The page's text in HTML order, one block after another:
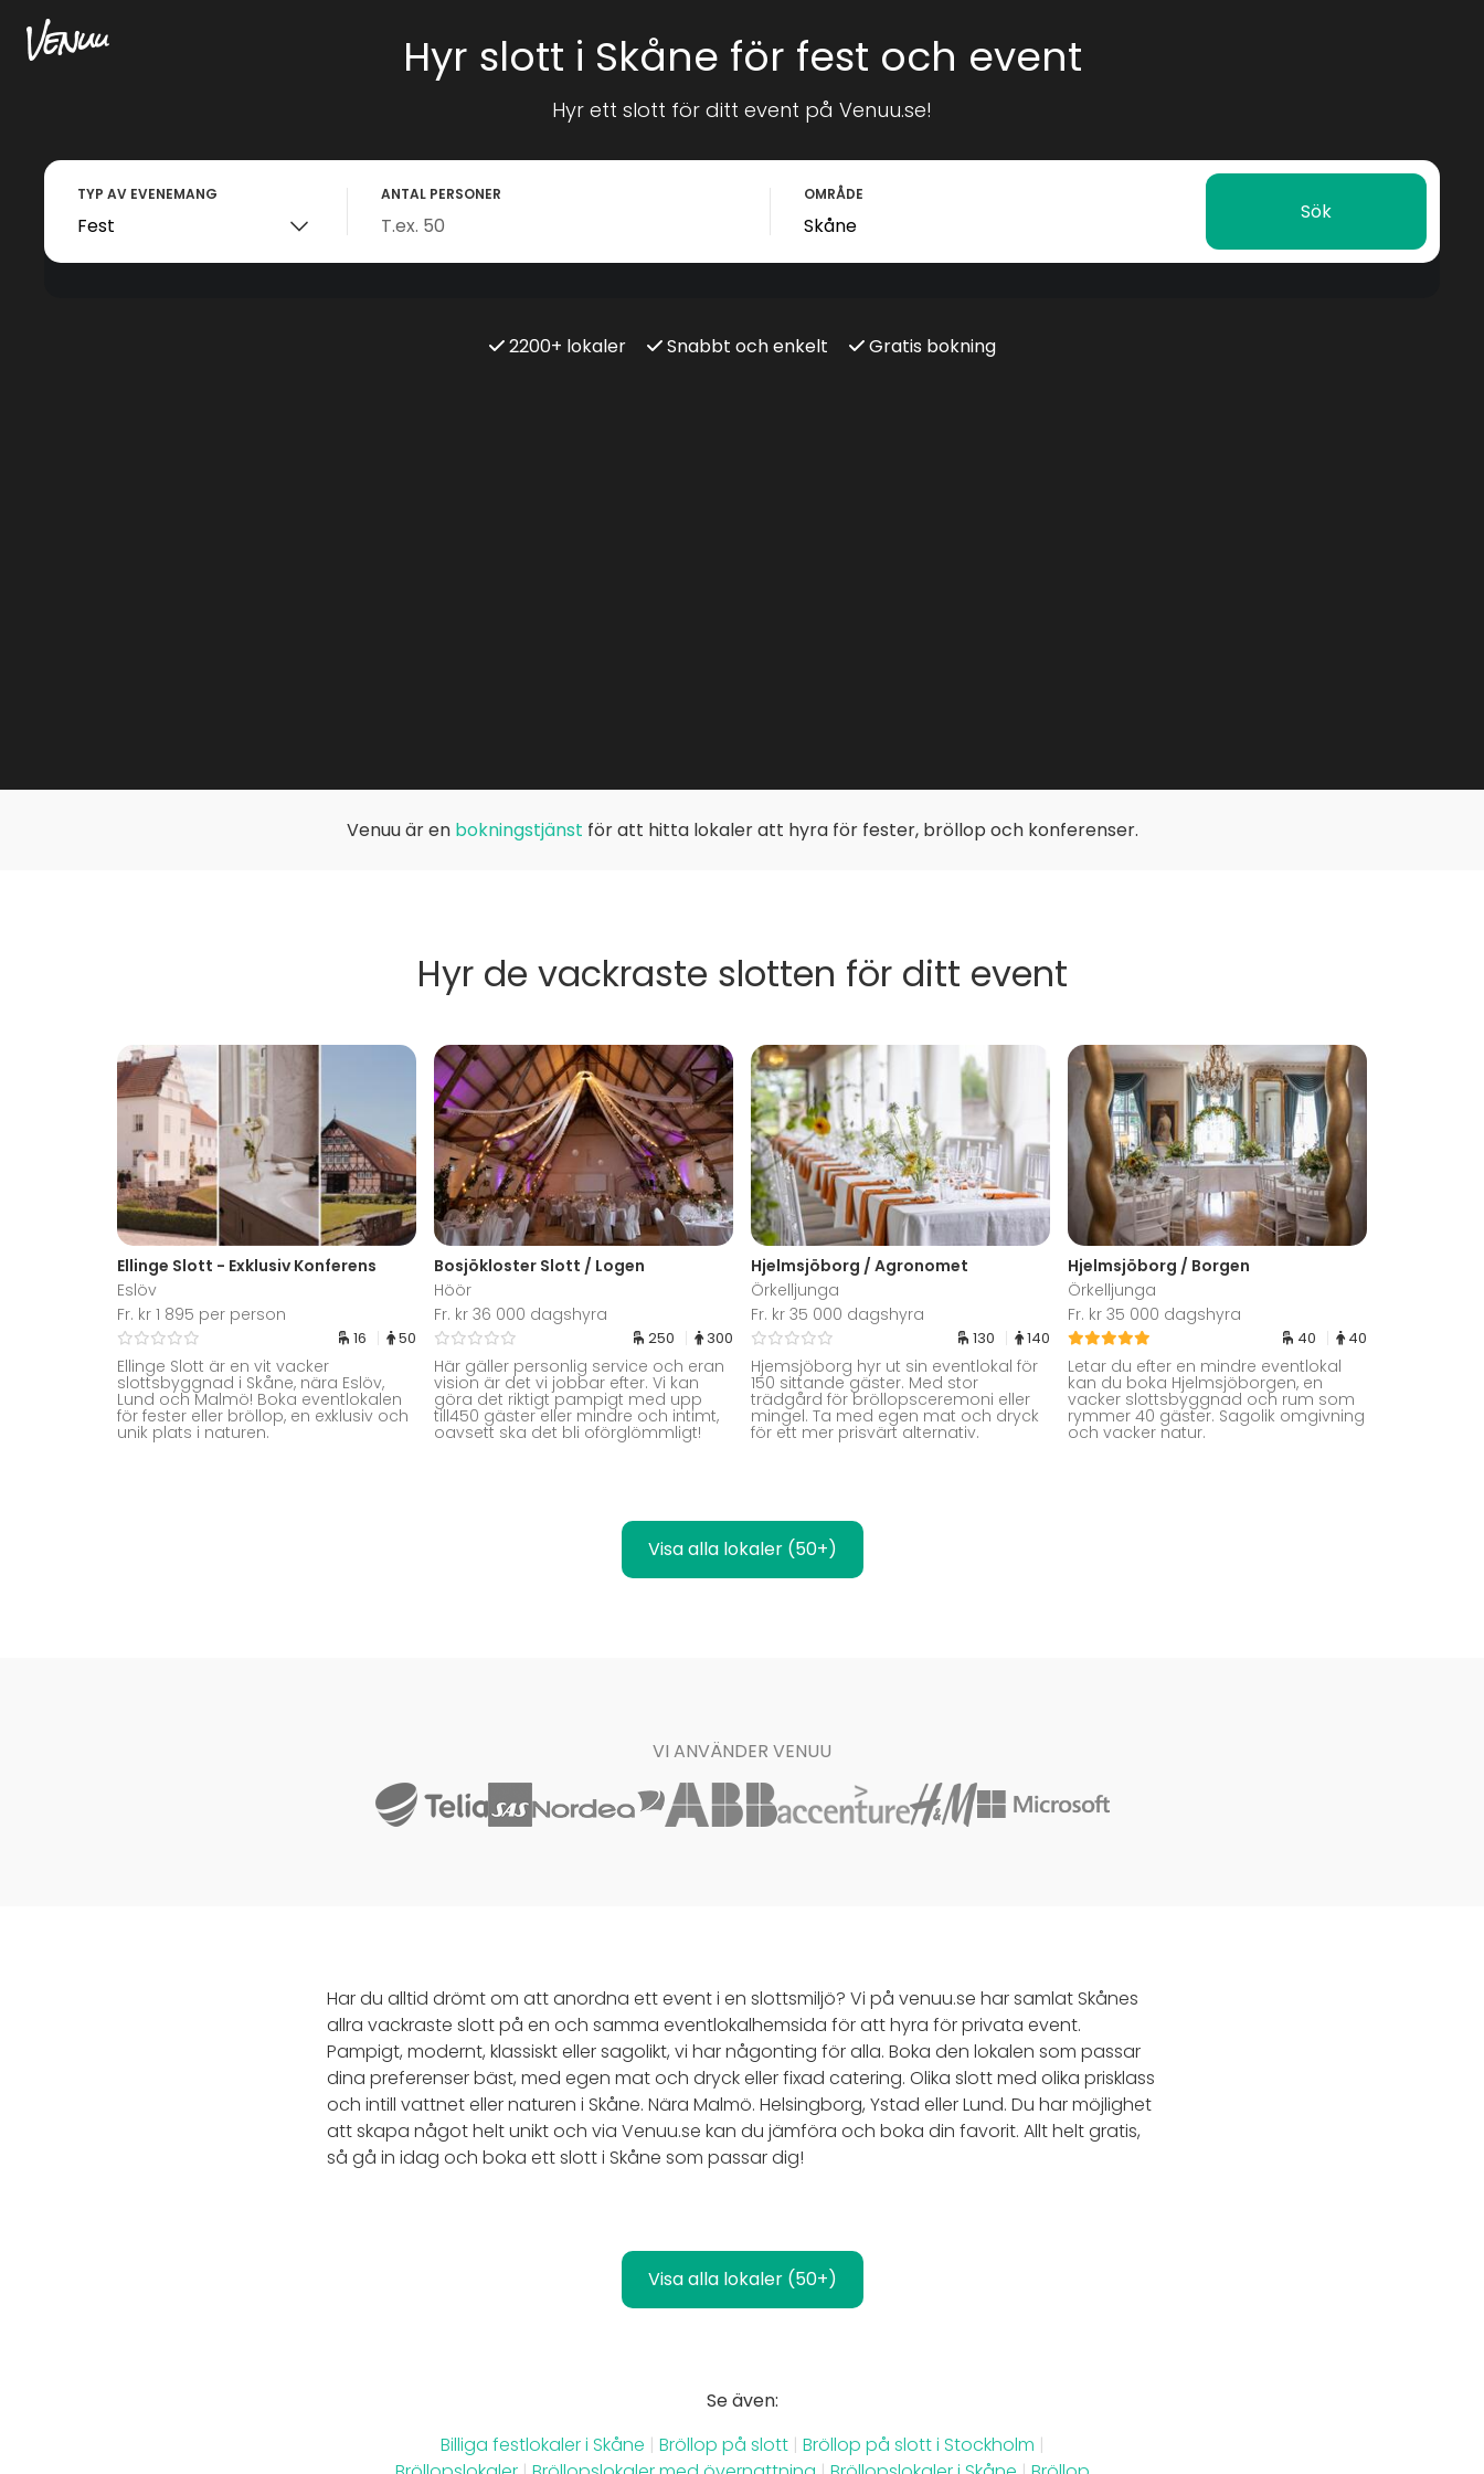
Hyr slott i Skåne för fest och event
Hyr ett slott för ditt event på Venuu.se!
TYP AV EVENEMANG ANTAL PERSONER OMRÅDE
Sök
2200+ lokaler Snabbt och enkelt Gratis bokning
Venuu är en bokningstjänst för att hitta lokaler att hyra för fester, bröllop och konferenser.
Hyr de vackraste slotten för ditt event
Ellinge Slott - Exklusiv Konferens
Eslöv
Fr. kr 1 895 per person
16 50
Ellinge Slott är en vit vacker
slottsbyggnad i Skåne, nära Eslöv,
Lund och Malmö! Boka eventlokalen
för fester eller bröllop, en exklusiv och
unik plats i naturen.
Bosjökloster Slott / Logen
Höör
Fr. kr 36 000 dagshyra
250 300
Här gäller personlig service och eran
vision är det vi jobbar efter. Vi kan
göra det riktigt pampigt med upp
till450 gäster eller mindre och intimt,
oavsett ska det bli oförglömmligt!
Hjelmsjöborg / Agronomet
Örkelljunga
Fr. kr 35 000 dagshyra
130 140
Hjemsjöborg hyr ut sin eventlokal för
150 sittande gäster. Med stor
trädgård för bröllopsceremoni eller
mingel. Ta med egen mat och dryck
för ett mer prisvärt alternativ.
Hjelmsjöborg / Borgen
Örkelljunga
Fr. kr 35 000 dagshyra
40 40
Letar du efter en mindre eventlokal
kan du boka Hjelmsjöborgen, en
vacker slottsbyggnad och rum som
rymmer 40 gäster. Sagolik omgivning
och vacker natur.
Visa alla lokaler (50+)
VI ANVÄNDER VENUU
Har du alltid drömt om att anordna ett event i en slottsmiljö? Vi på venuu.se har samlat Skånes
allra vackraste slott på en och samma eventlokalhemsida för att hyra för privata event.
Pampigt, modernt, klassiskt eller sagolikt, vi har någonting för alla. Boka den lokalen som passar
dina preferenser bäst, med egen mat och dryck eller fixad catering. Olika slott med olika prisklass
och intill vattnet eller naturen i Skåne. Nära Malmö. Helsingborg, Ystad eller Lund. Du har möjlighet
att skapa något helt unikt och via Venuu.se kan du jämföra och boka din favorit. Allt helt gratis,
så gå in idag och boka ett slott i Skåne som passar dig!
Visa alla lokaler (50+)
Se även:
Billiga festlokaler i Skåne | Bröllop på slott | Bröllop på slott i Stockholm |